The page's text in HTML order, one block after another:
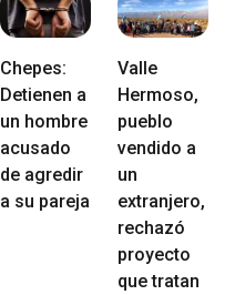
Chepes:
Detienen a
un hombre
acusado
de agredir
a su pareja
Valle
Hermoso,
pueblo
vendido a
un
extranjero,
rechazó
proyecto
que tratan